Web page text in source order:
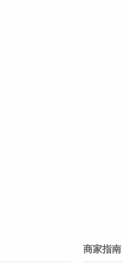
商家指南